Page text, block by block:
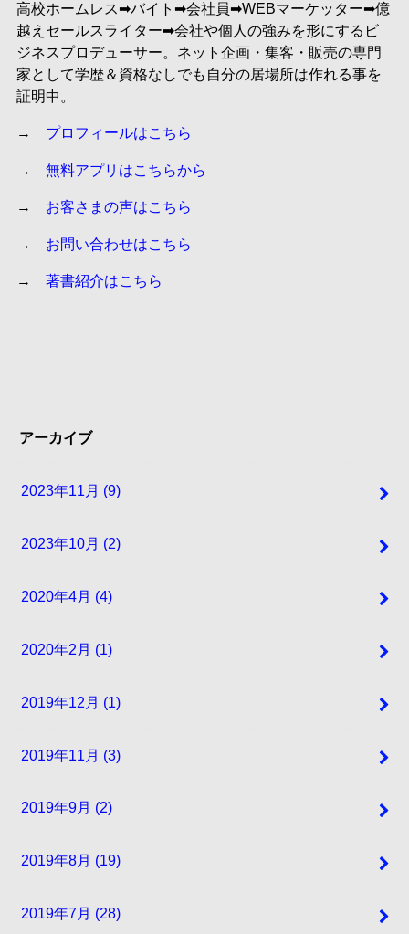
高校ホームレス➡︎バイト➡︎会社員➡︎WEBマーケッター➡︎億
越えセールスライター➡︎会社や個人の強みを形にするビ
ジネスプロデューサー。ネット企画・集客・販売の専門
家として学歴＆資格なしでも自分の居場所は作れる事を
証明中。
→ プロフィールはこちら
→ 無料アプリはこちらから
→ お客さまの声はこちら
→ お問い合わせはこちら
→ 著書紹介はこちら
アーカイブ
2023年11月 (9)
2023年10月 (2)
2020年4月 (4)
2020年2月 (1)
2019年12月 (1)
2019年11月 (3)
2019年9月 (2)
2019年8月 (19)
2019年7月 (28)